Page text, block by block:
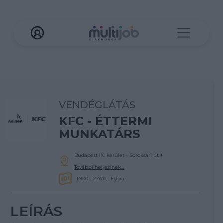
VENDÉGLÁTÁS
KFC - ÉTTERMI
MUNKATÁRS
Budapest IX. kerület - Soroksári út +
További helyszínek...
1.900 - 2.470,- Ft/óra
LEÍRÁS